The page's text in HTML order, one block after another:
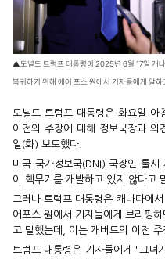
▲도널드 트럼프 대통령이 2025년 6월 17일 캐
복귀하기 위해 에어 포스 원에서 기자들에게 말
도널드 트럼프 대통령은 화요일 아
이전의 주장에 대해 정보국장과 의
일(화) 보도했다.
미국 국가정보국(DNI) 국장인 툴
이 핵무기를 개발하고 있지 않다고
그러나 트럼프 대통령은 캐나다에
어포스 원에서 기자들에게 브리핑
고 말했는데, 이는 개버드의 이전 주
트럼프 대통령은 기자들에게 "그녀